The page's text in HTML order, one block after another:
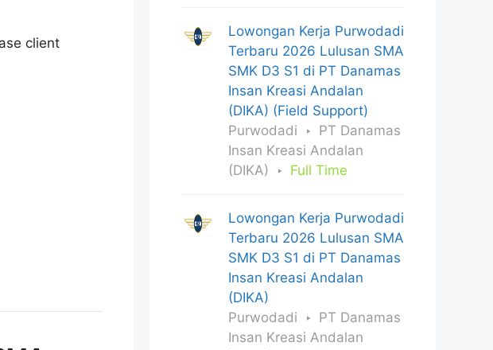
client
Lowongan Kerja Purwodadi
Terbaru 2026 Lulusan SMA
SMK D3 S1 di PT Danamas
Insan Kreasi Andalan
(DIKA) (Field Support)
Purwodadi
PT Danamas
Insan Kreasi Andalan
(DIKA)
Full Time
Lowongan Kerja Purwodadi
Terbaru 2026 Lulusan SMA
SMK D3 S1 di PT Danamas
Insan Kreasi Andalan
(DIKA)
Purwodadi
PT Danamas
Insan Kreasi Andalan